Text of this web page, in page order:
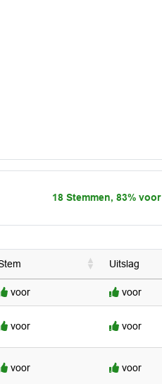
18 Stemmen, 83% voor
Uitslag
voor voor
voor voor
voor voor